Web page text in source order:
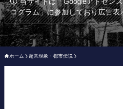
ログラム」に参加しており広告
ホーム 超常現象・都市伝説